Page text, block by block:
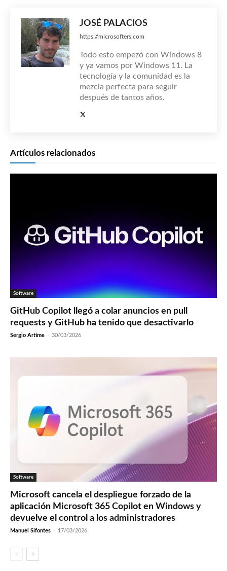
JOSÉ PALACIOS
https://microsofters.com
Todo esto empezó con Windows 8
y ya vamos por Windows 11. La
tecnología y la comunidad es la
mezcla perfecta para seguir
después de tantos años.
Artículos relacionados
Software
GitHub Copilot llegó a colar anuncios en pull
requests y GitHub ha tenido que desactivarlo
Sergio Artime - 30/03/2026
Software
Microsoft cancela el despliegue forzado de la
aplicación Microsoft 365 Copilot en Windows y
devuelve el control a los administradores
Manuel Sifontes - 17/03/2026